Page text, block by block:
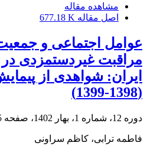
مشاهده مقاله
اصل مقاله 677.18 K
عوامل اجتماعی و
مراقبت غیردستمزدی
ایران: شواهدی از
(1398-1399)
دوره 12، شماره 1، بهار 1402، صفحه
فاطمه ترابی، کاظم سراونی